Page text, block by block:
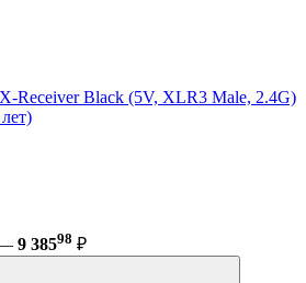
Receiver Black (5V, XLR3 Male, 2.4G)
— 9 38598 ₽